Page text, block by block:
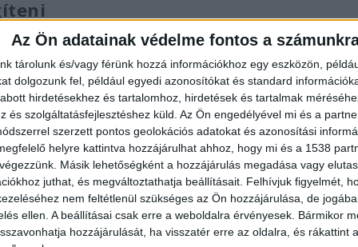
Az Ön adatainak védelme fontos a
tárolunk és/vagy férünk hozzá információkhoz egy eszközön,
dolgozunk fel, például egyedi azonosítókat és standard
hirdetésekhez és tartalomhoz, hirdetések és tartalmak
és szolgáltatásfejlesztéshez küld. Az Ön engedélyével mi és a
szerzett pontos geolokációs adatokat és azonosítási
helyre kattintva hozzájárulhat ahhoz, hogy mi és a 1538
Másik lehetőségként a hozzájárulás megadása vagy
juthat, és megváltoztathatja beállításait. Felhívjuk figyelmét,
nem feltétlenül szükséges az Ön hozzájárulása, de
ellen. A beállításai csak erre a weboldalra érvényesek. Bármikor
hozzájárulását, ha visszatér erre az oldalra, és rákattint
sietett, de nem tudta kiszabadítani a férfit. A
A drámai eseményeket végignézte a házaspár
élő idős házaspár fia – aki éppen szabadnapos
a helyszínre sietett – írja avaol.hu.
és hosszú percekig küzdött a férfi
jártak sikerrel, az édesapa életét már nem